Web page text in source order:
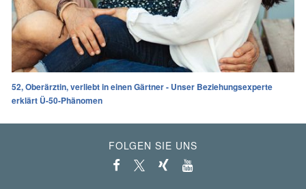
52, Oberärztin, verliebt in einen Gärtner - Unser Beziehungsexperte
erklärt Ü-50-Phänomen
FOLGEN SIE UNS